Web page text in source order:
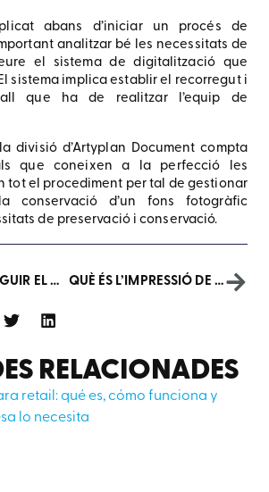
abans d’iniciar un procés de
analitzar bé les necessitats de
el sistema de digitalització que
El sistema implica establir el recorregut i
que ha de realitzar l’equip de
divisió d’Artyplan Document compta
que coneixen a la perfecció les
tot el procediment per tal de gestionar
conservació d’un fons fotogràfic
de preservació i conservació.
COM ACONSEGUIR EL MATEIX COLOR RGB I CMYK QUÈ ÉS L’IMPRESSIÓ DE GRAN FORMAT?
RELACIONADES